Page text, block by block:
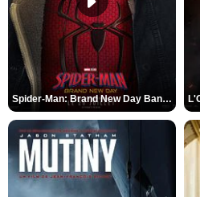
Spider-Man: Brand New Day Bande-annonce VO STFR